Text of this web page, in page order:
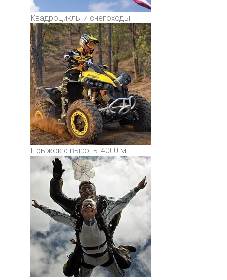
Квадроциклы и снегоходы
Прыжок с высоты 4000 м.